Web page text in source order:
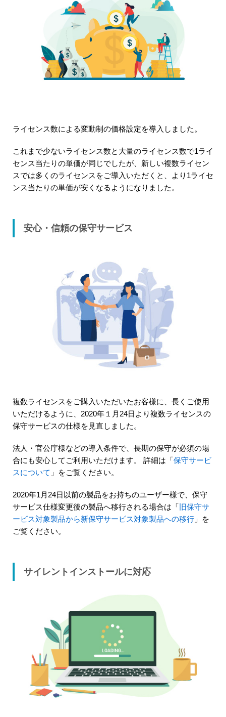
ライセンス数による変動制の価格設定を導入しました。
これまで少ないライセンス数と大量のライセンス数で1ライ
センス当たりの単価が同じでしたが、新しい複数ライセン
スでは多くのライセンスをご導入いただくと、より1ライセ
ンス当たりの単価が安くなるようになりました。
安心・信頼の保守サービス
複数ライセンスをご購入いただいたお客様に、長くご使用
いただけるように、2020年１月24日より複数ライセンスの
保守サービスの仕様を見直しました。
法人・官公庁様などの導入条件で、長期の保守が必須の場
合にも安心してご利用いただけます。 詳細は「保守サービ
スについて 」をご覧ください。
2020年1月24日以前の製品をお持ちのユーザー様で、保守
サービス仕様変更後の製品へ移行される場合は「 旧保守サ
ービス対象製品から新保守サービス対象製品への移行 」を
ご覧ください。
サイレントインストールに対応